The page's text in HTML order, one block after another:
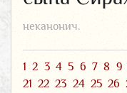
неканонич.
1 2 3 4 5 6 7 8 9
21 22 23 24 25 26